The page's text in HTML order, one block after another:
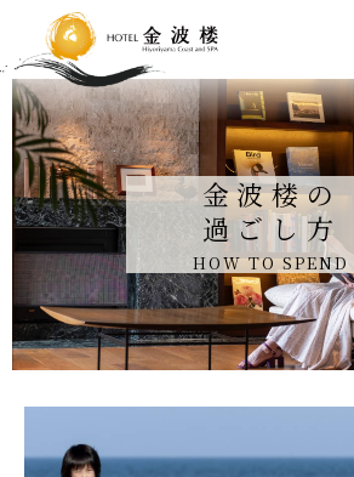
金波楼の
過ごし方
HOW TO SPEND